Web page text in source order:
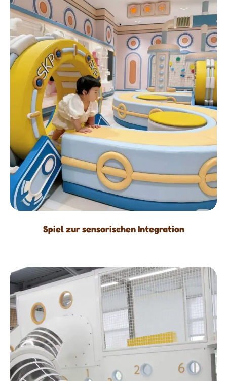
Spiel zur sensorischen Integration